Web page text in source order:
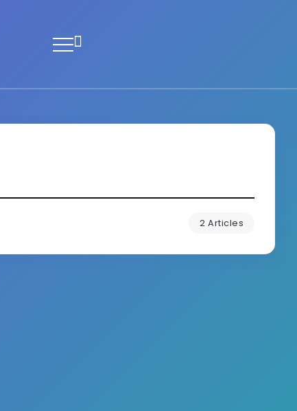
2 Articles